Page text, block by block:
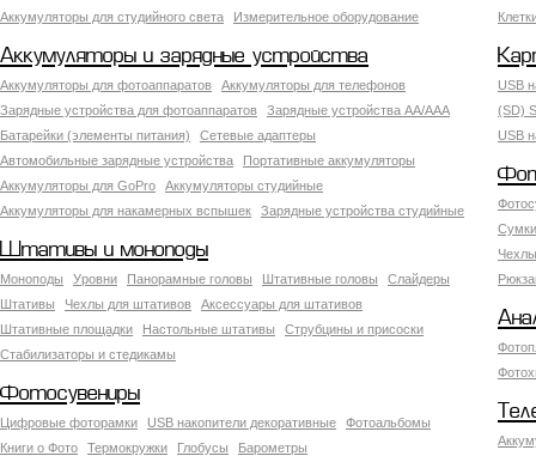
Аккумуляторы для студийного света
Измерительное оборудование
Аккумуляторы и зарядные устройства
Аккумуляторы для фотоаппаратов
Аккумуляторы для телефонов
Зарядные устройства для фотоаппаратов
Зарядные устройства AA/AAA
Батарейки (элементы питания)
Сетевые адаптеры
Автомобильные зарядные устройства
Портативные аккумуляторы
Аккумуляторы для GoPro
Аккумуляторы студийные
Аккумуляторы для накамерных вспышек
Зарядные устройства студийные
USB
(SD)
USB
Штативы и моноподы
Моноподы Уровни Панорамные головы Штативные головы
Слайдеры
Штативы
Чехлы для штативов
Аксессуары для штативов
Штативные площадки
Настольные штативы
Струбцины и присоски
Стабилизаторы и стедикамы
Фотосувениры
Цифровые фоторамки USB накопители декоративные
Фотоальбомы
Книги о Фото
Термокружки Глобусы Барометры